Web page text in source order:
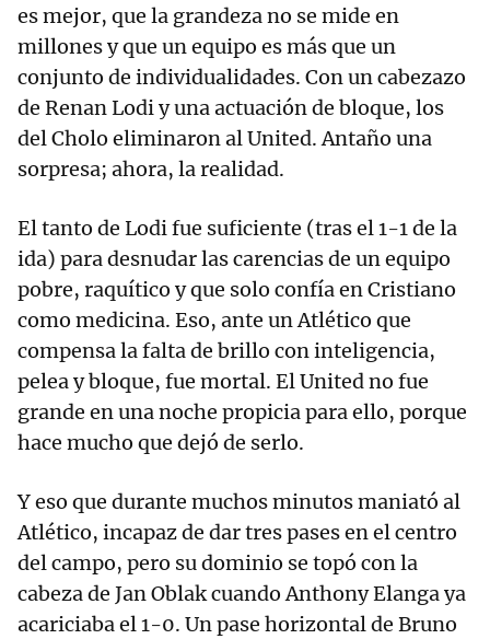
es mejor, que la grandeza no se mide en
millones y que un equipo es más que un
conjunto de individualidades. Con un cabezazo
de Renan Lodi y una actuación de bloque, los
del Cholo eliminaron al United. Antaño una
sorpresa; ahora, la realidad.
El tanto de Lodi fue suficiente (tras el 1-1 de la
ida) para desnudar las carencias de un equipo
pobre, raquítico y que solo confía en Cristiano
como medicina. Eso, ante un Atlético que
compensa la falta de brillo con inteligencia,
pelea y bloque, fue mortal. El United no fue
grande en una noche propicia para ello, porque
hace mucho que dejó de serlo.
Y eso que durante muchos minutos maniató al
Atlético, incapaz de dar tres pases en el centro
del campo, pero su dominio se topó con la
cabeza de Jan Oblak cuando Anthony Elanga ya
acariciaba el 1-0. Un pase horizontal de Bruno